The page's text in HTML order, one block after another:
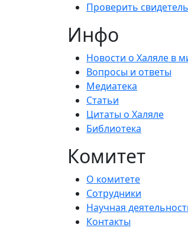
Проверить
Инфо
Новости о Халяле в
Вопросы и ответы
Медиатека
Статьи
Цитаты о Халяле
Библиотека
Комитет
О комитете
Сотрудники
Научная
Контакты